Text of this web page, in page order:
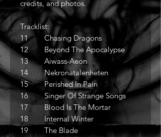
credits, and photos.
Tracklist:
11 Chasing Dragons
12 Beyond The Apocalypse
13 Aiwass-Aeon
14 Nekronatalenheten
15 Perished In Pain
16 Singer Of Strange Songs
17 Blood Is The Mortar
18 Internal Winter
19 The Blade